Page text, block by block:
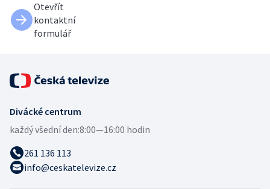
Otevřít
kontaktní
formulář
Divácké centrum
každý všední den:8:00—16:00 hodin
261 136 113
info@ceskatelevize.cz